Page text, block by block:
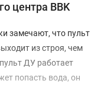
центра BBK
замечают, что пульт
из строя, чем
ДУ работает
попасть вода, он